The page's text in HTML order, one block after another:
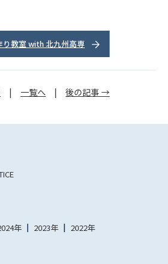
教室 with 北九州高専
| 一覧へ | 後の記事 →
年 2023年 2022年